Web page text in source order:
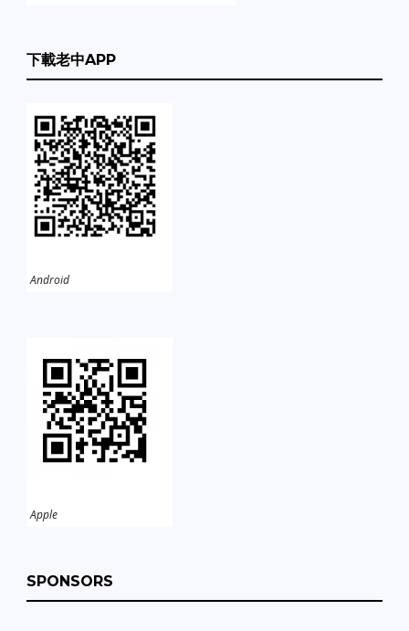
下載老中APP
Android
Apple
SPONSORS